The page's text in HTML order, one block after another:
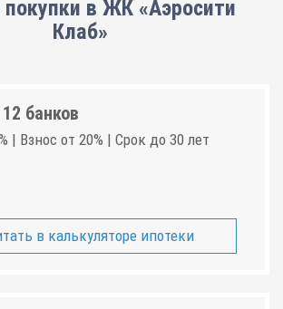
покупки в ЖК «Аэросити
Клаб»
банков
| Взнос от 20% | Срок до 30 лет
в калькуляторе ипотеки